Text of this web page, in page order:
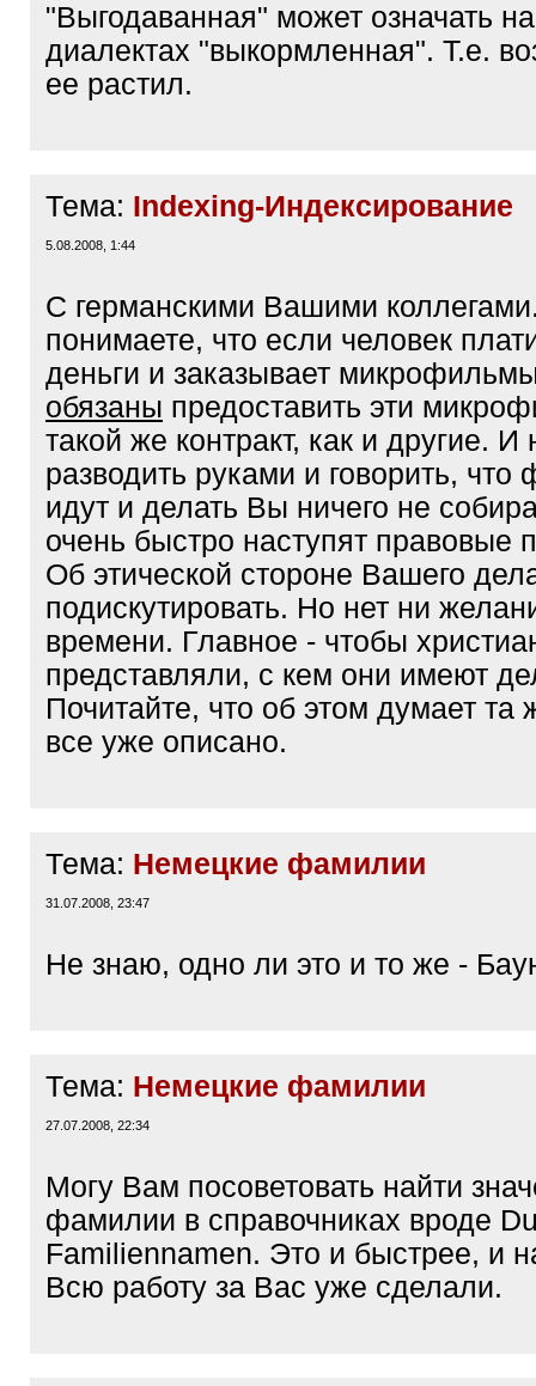
"Выгодаванная" может означать
диалектах "выкормленная". Т.е.
ее растил.
Тема: Indexing-Индексирование
5.08.2008, 1:44
С германскими Вашими
понимаете, что если человек
деньги и заказывает
обязаны предоставить эти
такой же контракт, как и другие. И
разводить руками и говорить,
идут и делать Вы ничего не
очень быстро наступят правовые
Об этической стороне Вашего
подискутировать. Но нет ни
времени. Главное - чтобы
представляли, с кем они имеют
Почитайте, что об этом думает
все уже описано.
Тема: Немецкие фамилии
31.07.2008, 23:47
Не знаю, одно ли это и то же -
Тема: Немецкие фамилии
27.07.2008, 22:34
Могу Вам посоветовать найти
фамилии в справочниках вроде
Familiennamen. Это и быстрее, и
Всю работу за Вас уже сделали.